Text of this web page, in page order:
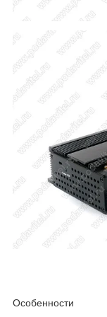
Особенности